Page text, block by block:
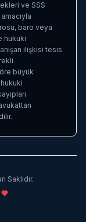
ve SSS
baro veya
hukuki
ilişkisi tesis
büyük
hukuki
Saklıdır.